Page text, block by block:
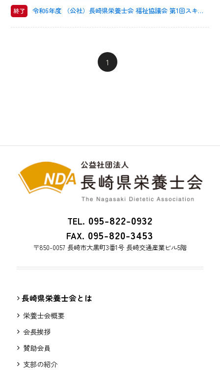
終了
令和6年度 （公社）長崎県栄養士会 福祉協議会 第1回スキル
1
TEL. 095-822-0932
FAX. 095-820-3453
〒850-0057 長崎市大黒町3番1号 長崎交通産業ビル5階
長崎県栄養士会とは
栄養士会概要
会長挨拶
賛助会員
支部の紹介